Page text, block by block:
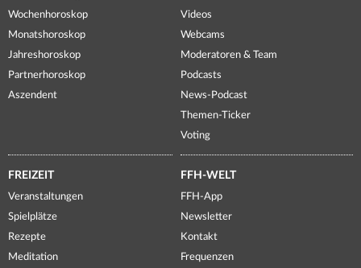
Wochenhoroskop
Monatshoroskop
Jahreshoroskop
Partnerhoroskop
Aszendent
Videos
Webcams
Moderatoren & Team
Podcasts
News-Podcast
Themen-Ticker
Voting
FREIZEIT
Veranstaltungen
Spielplätze
Rezepte
Meditation
FFH-WELT
FFH-App
Newsletter
Kontakt
Frequenzen